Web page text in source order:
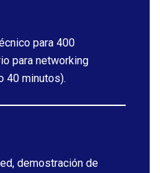
para 400
para networking
40 minutos).
demostración de